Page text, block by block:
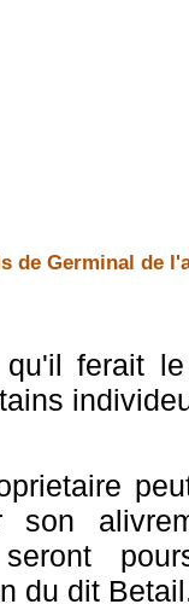
de Germinal de
ferait
alivrement
seront
du dit